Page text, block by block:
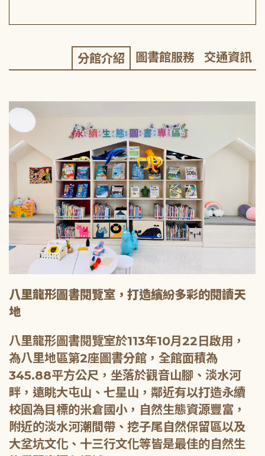
分館介紹 圖書館服務 交通資訊
八里龍形圖書閱覽室，打造繽紛多彩的閱讀天
地
八里龍形圖書閱覽室於113年10月22日啟用，
為八里地區第2座圖書分館，全館面積為
345.88平方公尺，坐落於觀音山腳、淡水河
畔，遠眺大屯山、七星山，鄰近有以打造永續
校園為目標的米倉國小，自然生態資源豐富，
附近的淡水河潮間帶、挖子尾自然保留區以及
大坌坑文化、十三行文化等皆是最佳的自然生